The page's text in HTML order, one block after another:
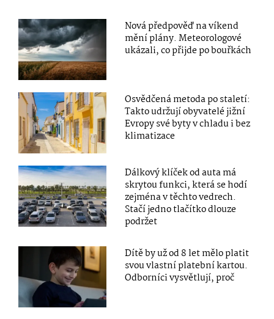
Nová předpověď na víkend
mění plány. Meteorologové
ukázali, co přijde po bouřkách
Osvědčená metoda po staletí:
Takto udržují obyvatelé jižní
Evropy své byty v chladu i bez
klimatizace
Dálkový klíček od auta má
skrytou funkci, která se hodí
zejména v těchto vedrech.
Stačí jedno tlačítko dlouze
podržet
Dítě by už od 8 let mělo platit
svou vlastní platební kartou.
Odborníci vysvětlují, proč